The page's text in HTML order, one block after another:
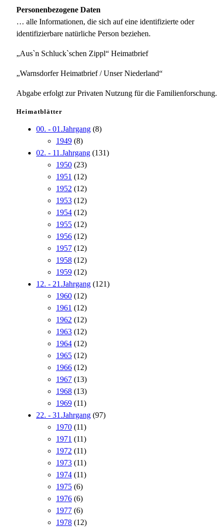
Personenbezogene Daten
… alle Informationen, die sich auf eine identifizierte oder
identifizierbare natürliche Person beziehen.
„Aus`n Schluck`schen Zippl“ Heimatbrief
„Warnsdorfer Heimatbrief / Unser Niederland“
Abgabe erfolgt zur Privaten Nutzung für die Familienforschung.
Heimatblätter
00. - 01.Jahrgang (8)
1949 (8)
02. - 11.Jahrgang (131)
1950 (23)
1951 (12)
1952 (12)
1953 (12)
1954 (12)
1955 (12)
1956 (12)
1957 (12)
1958 (12)
1959 (12)
12. - 21.Jahrgang (121)
1960 (12)
1961 (12)
1962 (12)
1963 (12)
1964 (12)
1965 (12)
1966 (12)
1967 (13)
1968 (13)
1969 (11)
22. - 31.Jahrgang (97)
1970 (11)
1971 (11)
1972 (11)
1973 (11)
1974 (11)
1975 (6)
1976 (6)
1977 (6)
1978 (12)